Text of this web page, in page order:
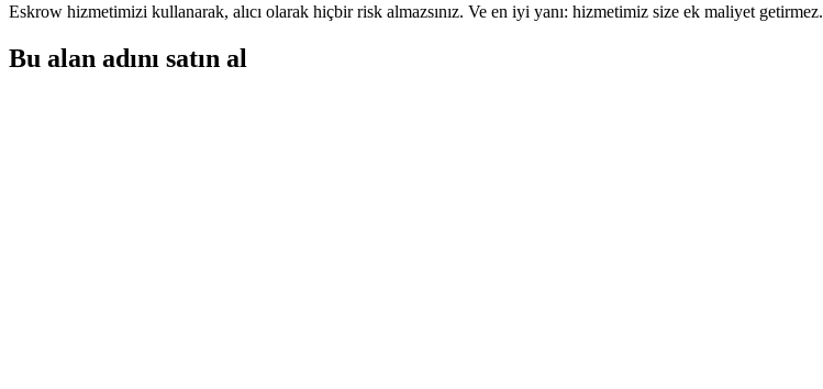
Eskrow hizmetimizi kullanarak, alıcı olarak hiçbir risk almazsınız. Ve en iyi yanı: hizmetimiz size ek maliyet getirmez.
Bu alan adını satın al